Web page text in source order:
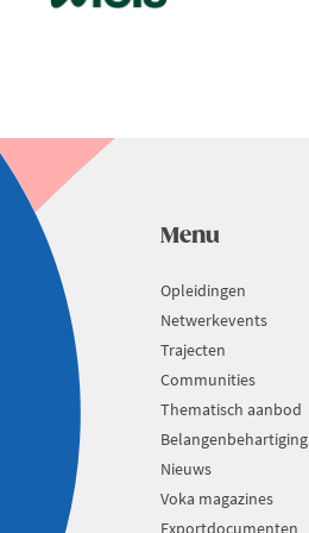
Menu
Opleidingen
Netwerkevents
Trajecten
Communities
Thematisch aanbod
Belangenbehartiging
Nieuws
Voka magazines
Exportdocumenten